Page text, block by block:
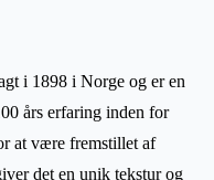
i 1898 i Norge og er en
års erfaring inden for
at være fremstillet af
det en unik tekstur og